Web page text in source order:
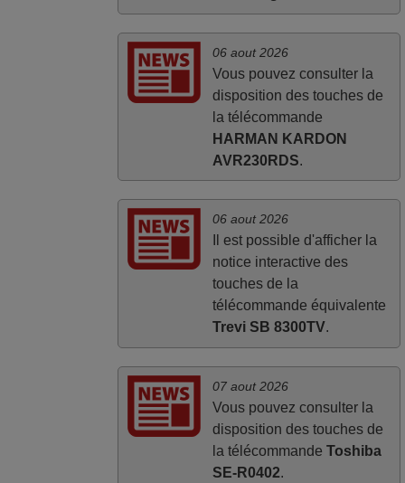
06 aout 2026
Vous pouvez consulter la
disposition des touches de
la télécommande
HARMAN KARDON
AVR230RDS.
06 aout 2026
Il est possible d'afficher la
notice interactive des
touches de la
télécommande équivalente
Trevi SB 8300TV.
07 aout 2026
Vous pouvez consulter la
disposition des touches de
la télécommande Toshiba
SE-R0402.